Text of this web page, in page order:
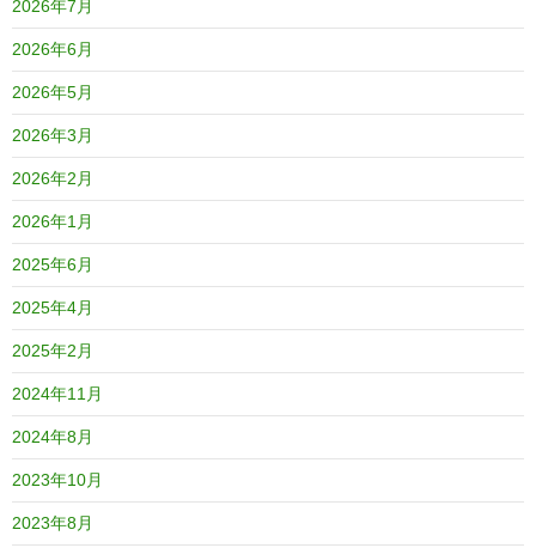
2026年7月
2026年6月
2026年5月
2026年3月
2026年2月
2026年1月
2025年6月
2025年4月
2025年2月
2024年11月
2024年8月
2023年10月
2023年8月